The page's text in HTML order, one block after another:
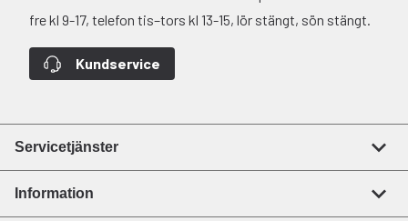
fre kl 9-17, telefon tis–tors kl 13-15, lör stängt, sön stängt.
Kundservice
Servicetjänster
Information